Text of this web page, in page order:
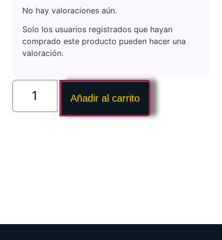
No hay valoraciones aún.
Solo los usuarios registrados que hayan
comprado este producto pueden hacer una
valoración.
Añadir al carrito